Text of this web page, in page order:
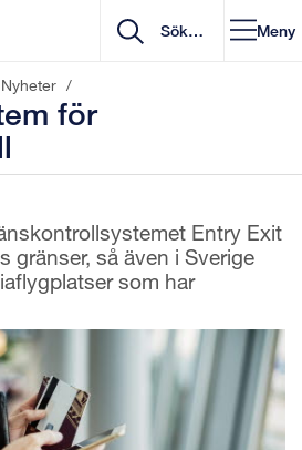
Meny
Nyheter /
för
Entry Exit
gränser, så även i Sverige
som har